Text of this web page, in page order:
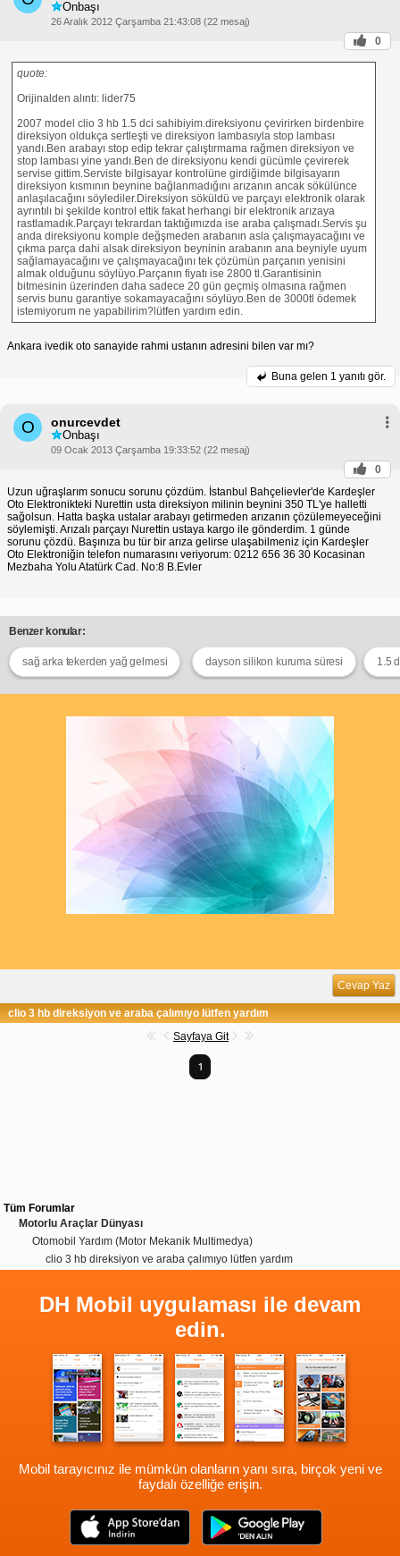
Onbaşı
26 Aralık 2012 Çarşamba 21:43:08 (22 mesaj)
0
quote:
Orijinalden alıntı: lider75
2007 model clio 3 hb 1.5 dci sahibiyim.direksiyonu çevirirken birdenbire
direksiyon oldukça sertleşti ve direksiyon lambasıyla stop lambası
yandı.Ben arabayı stop edip tekrar çalıştırmama rağmen direksiyon ve
stop lambası yine yandı.Ben de direksiyonu kendi gücümle çevirerek
servise gittim.Serviste bilgisayar kontrolüne girdiğimde bilgisayarın
direksiyon kısmının beynine bağlanmadığını arızanın ancak sökülünce
anlaşılacağını söylediler.Direksiyon söküldü ve parçayı elektronik olarak
ayrıntılı bi şekilde kontrol ettik fakat herhangi bir elektronik arızaya
rastlamadık.Parçayı tekrardan taktığımızda ise araba çalışmadı.Servis şu
anda direksiyonu komple değşmeden arabanın asla çalışmayacağını ve
çıkma parça dahi alsak direksiyon beyninin arabanın ana beyniyle uyum
sağlamayacağını ve çalışmayacağını tek çözümün parçanın yenisini
almak olduğunu söylüyo.Parçanın fiyatı ise 2800 tl.Garantisinin
bitmesinin üzerinden daha sadece 20 gün geçmiş olmasına rağmen
servis bunu garantiye sokamayacağını söylüyo.Ben de 3000tl ödemek
istemiyorum ne yapabilirim?lütfen yardım edin.
Ankara ivedik oto sanayide rahmi ustanın adresini bilen var mı?
Buna gelen 1 yanıtı gör.
O onurcevdet
Onbaşı
09 Ocak 2013 Çarşamba 19:33:52 (22 mesaj)
0
Uzun uğraşlarım sonucu sorunu çözdüm. İstanbul Bahçelievler'de Kardeşler
Oto Elektronikteki Nurettin usta direksiyon milinin beynini 350 TL'ye halletti
sağolsun. Hatta başka ustalar arabayı getirmeden arızanın çözülemeyeceğini
söylemişti. Arızalı parçayı Nurettin ustaya kargo ile gönderdim. 1 günde
sorunu çözdü. Başınıza bu tür bir arıza gelirse ulaşabilmeniz için Kardeşler
Oto Elektroniğin telefon numarasını veriyorum: 0212 656 36 30 Kocasinan
Mezbaha Yolu Atatürk Cad. No:8 B.Evler
Benzer konular:
sağ arka tekerden yağ gelmesi dayson silikon kuruma süresi 1.5
Cevap Yaz
clio 3 hb direksiyon ve araba çalımıyo lütfen yardım
Sayfaya Git
1
Tüm Forumlar
Motorlu Araçlar Dünyası
Otomobil Yardım (Motor Mekanik Multimedya)
clio 3 hb direksiyon ve araba çalımıyo lütfen yardım
DH Mobil uygulaması ile devam
edin.
Mobil tarayıcınız ile mümkün olanların yanı sıra, birçok yeni ve
faydalı özelliğe erişin.